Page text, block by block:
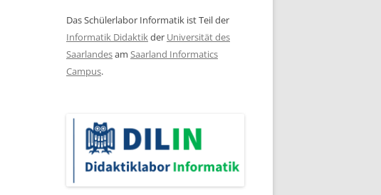
Das Schülerlabor Informatik ist Teil der
Informatik Didaktikder Universität des
Saarlandesam Saarland Informatics
Campus.